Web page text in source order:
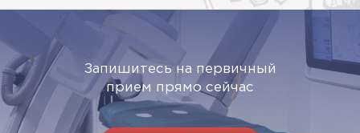
Запишитесь на первичный
прием прямо сейчас